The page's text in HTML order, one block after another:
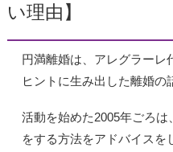
い理由】
円満離婚は、アレグラーレ
ヒントに生み出した離婚の
活動を始めた2005年ごろ
をする方法をアドバイスを